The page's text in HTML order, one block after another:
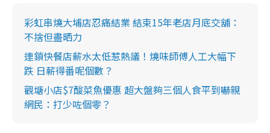
彩虹串燒大埔店忍痛結業 結束15年老店月底交舖：
不捨但盡晒力
連鎖快餐店薪水太低惹熱議！燒味師傅人工大幅下
跌 日薪得番呢個數？
觀塘小店$7酸菜魚優惠 超大盤夠三個人食平到嚇親
網民：打少咗個零？